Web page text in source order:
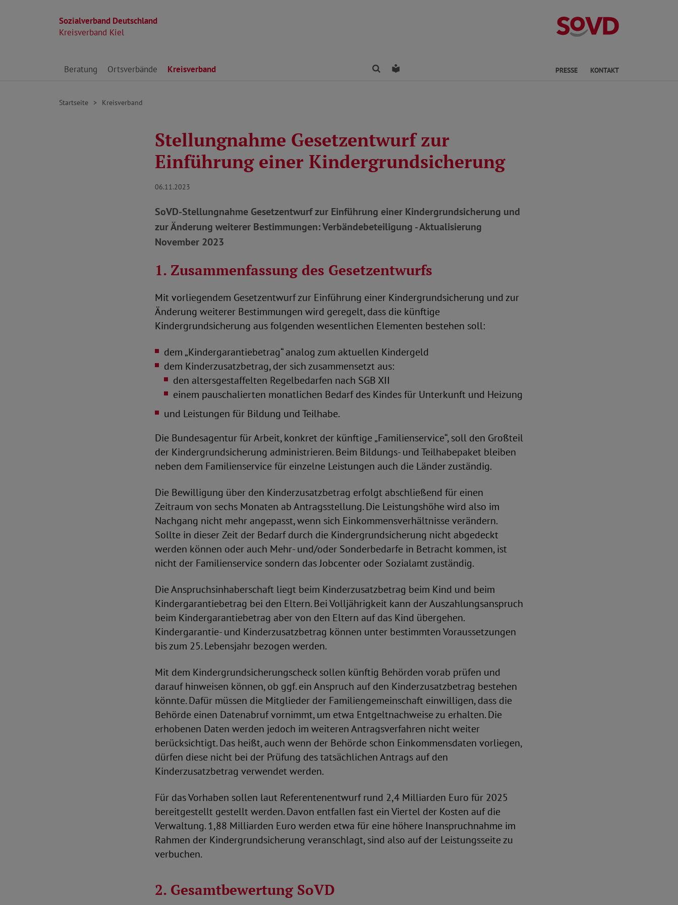
Sozialverband Deutschland
Kreisverband Kiel
Kreisverband
Direkt zu den Inhalten springen
Beratung Ortsverbände Kreisverband FindenLeichte Sprache PRESSE KONTAKT
Startseite Kreisverband
Stellungnahme Gesetzentwurf zur
Einführung einer Kindergrundsicherung
06.11.2023
SoVD-Stellungnahme Gesetzentwurf zur Einführung einer Kindergrundsicherung und
zur Änderung weiterer Bestimmungen: Verbändebeteiligung - Aktualisierung
November 2023
1. Zusammenfassung des Gesetzentwurfs
Mit vorliegendem Gesetzentwurf zur Einführung einer Kindergrundsicherung und zur
Änderung weiterer Bestimmungen wird geregelt, dass die künftige
Kindergrundsicherung aus folgenden wesentlichen Elementen bestehen soll:
dem „Kindergarantiebetrag“ analog zum aktuellen Kindergeld
dem Kinderzusatzbetrag, der sich zusammensetzt aus:
den altersgestaffelten Regelbedarfen nach SGB XII
einem pauschalierten monatlichen Bedarf des Kindes für Unterkunft und Heizung
und Leistungen für Bildung und Teilhabe.
Die Bundesagentur für Arbeit, konkret der künftige „Familienservice“, soll den Großteil
der Kindergrundsicherung administrieren. Beim Bildungs- und Teilhabepaket bleiben
neben dem Familienservice für einzelne Leistungen auch die Länder zuständig.
Die Bewilligung über den Kinderzusatzbetrag erfolgt abschließend für einen
Zeitraum von sechs Monaten ab Antragsstellung. Die Leistungshöhe wird also im
Nachgang nicht mehr angepasst, wenn sich Einkommensverhältnisse verändern.
Sollte in dieser Zeit der Bedarf durch die Kindergrundsicherung nicht abgedeckt
werden können oder auch Mehr- und/oder Sonderbedarfe in Betracht kommen, ist
nicht der Familienservice sondern das Jobcenter oder Sozialamt zuständig.
Die Anspruchsinhaberschaft liegt beim Kinderzusatzbetrag beim Kind und beim
Kindergarantiebetrag bei den Eltern. Bei Volljährigkeit kann der Auszahlungsanspruch
beim Kindergarantiebetrag aber von den Eltern auf das Kind übergehen.
Kindergarantie- und Kinderzusatzbetrag können unter bestimmten Voraussetzungen
bis zum 25. Lebensjahr bezogen werden.
Mit dem Kindergrundsicherungscheck sollen künftig Behörden vorab prüfen und
darauf hinweisen können, ob ggf. ein Anspruch auf den Kinderzusatzbetrag bestehen
könnte. Dafür müssen die Mitglieder der Familiengemeinschaft einwilligen, dass die
Behörde einen Datenabruf vornimmt, um etwa Entgeltnachweise zu erhalten. Die
erhobenen Daten werden jedoch im weiteren Antragsverfahren nicht weiter
berücksichtigt. Das heißt, auch wenn der Behörde schon Einkommensdaten vorliegen,
dürfen diese nicht bei der Prüfung des tatsächlichen Antrags auf den
Kinderzusatzbetrag verwendet werden.
Für das Vorhaben sollen laut Referentenentwurf rund 2,4 Milliarden Euro für 2025
bereitgestellt gestellt werden. Davon entfallen fast ein Viertel der Kosten auf die
Verwaltung. 1,88 Milliarden Euro werden etwa für eine höhere Inanspruchnahme im
Rahmen der Kindergrundsicherung veranschlagt, sind also auf der Leistungsseite zu
verbuchen.
2. Gesamtbewertung SoVD